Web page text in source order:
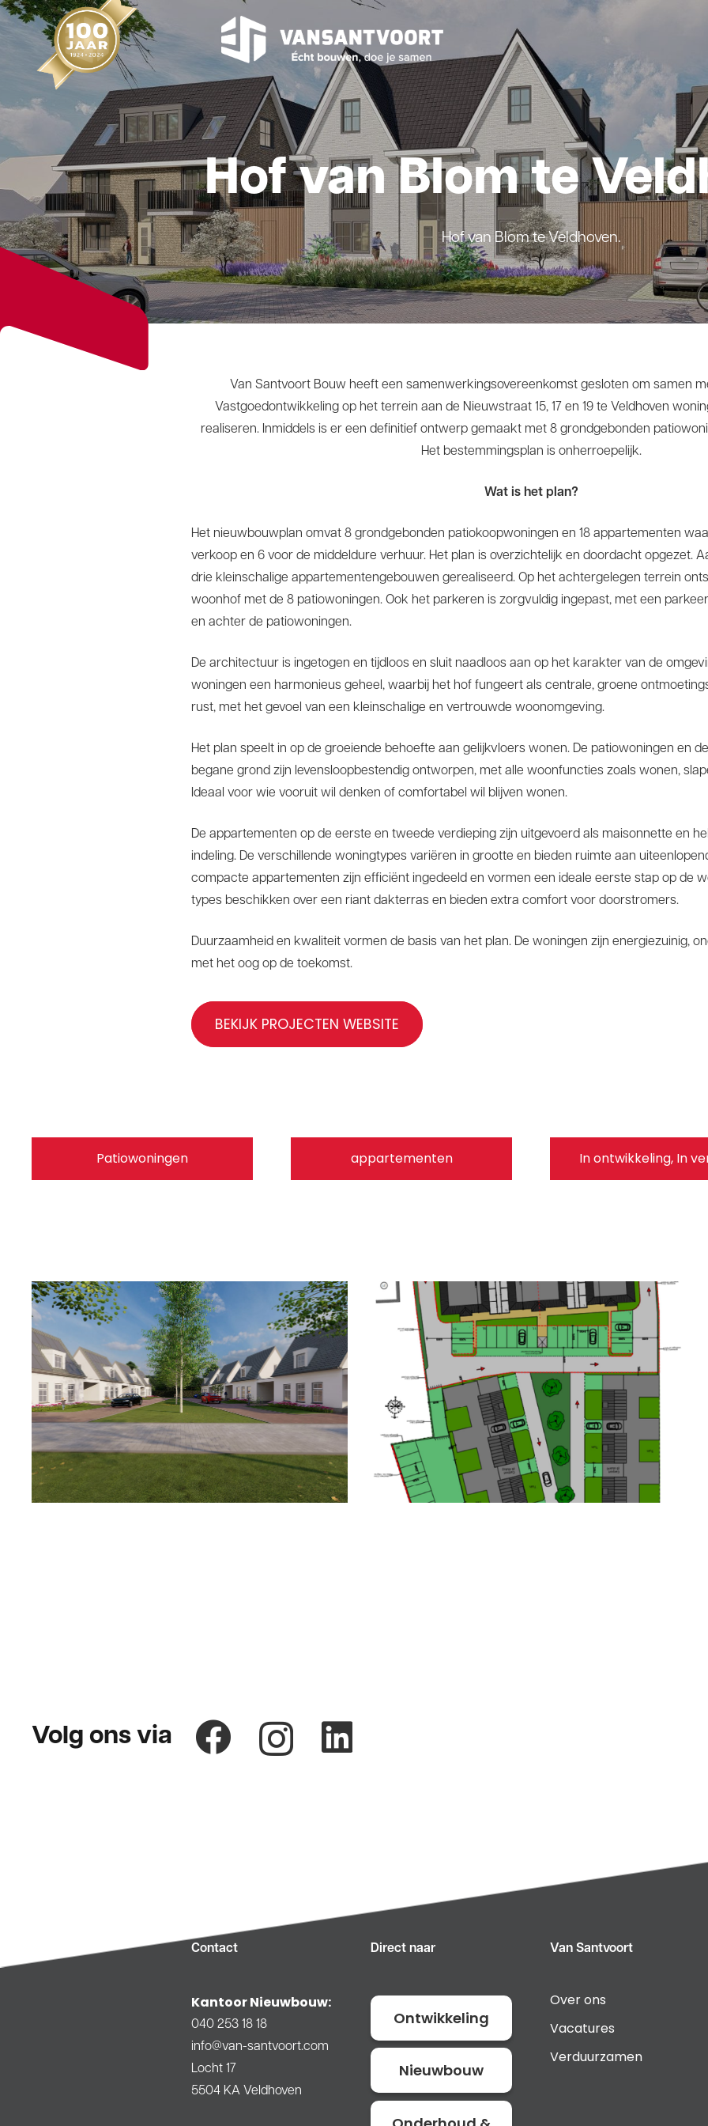
Hof van Blom te
Hof van Blom te Veldhoven.
Van Santvoort Bouw heeft een samenwerkingsovereenkomst gesloten om samen
Vastgoedontwikkeling op het terrein aan de Nieuwstraat 15, 17 en 19 te Veldhoven
realiseren. Inmiddels is er een definitief ontwerp gemaakt met 8 grondgebonden
Het bestemmingsplan is onherroepelijk.
Wat is het plan?
Het nieuwbouwplan omvat 8 grondgebonden patiokoopwoningen en 18 appartementen
verkoop en 6 voor de middeldure verhuur. Het plan is overzichtelijk en doordacht opgezet.
drie kleinschalige appartementengebouwen gerealiseerd. Op het achtergelegen terrein
woonhof met de 8 patiowoningen. Ook het parkeren is zorgvuldig ingepast, met een
en achter de patiowoningen.
De architectuur is ingetogen en tijdloos en sluit naadloos aan op het karakter van de
woningen een harmonieus geheel, waarbij het hof fungeert als centrale, groene
rust, met het gevoel van een kleinschalige en vertrouwde woonomgeving.
Het plan speelt in op de groeiende behoefte aan gelijkvloers wonen. De patiowoningen en
begane grond zijn levensloopbestendig ontworpen, met alle woonfuncties zoals wonen,
Ideaal voor wie vooruit wil denken of comfortabel wil blijven wonen.
De appartementen op de eerste en tweede verdieping zijn uitgevoerd als maisonnette en
indeling. De verschillende woningtypes variëren in grootte en bieden ruimte aan
compacte appartementen zijn efficiënt ingedeeld en vormen een ideale eerste stap op de
types beschikken over een riant dakterras en bieden extra comfort voor doorstromers.
Duurzaamheid en kwaliteit vormen de basis van het plan. De woningen zijn energiezuinig,
met het oog op de toekomst.
BEKIJK PROJECTEN WEBSITE
Patiowoningen appartementen In ontwikkeling, In
Volg ons via
Contact
Kantoor Nieuwbouw:
040 253 18 18
info@van-santvoort.com
Locht 17
5504 KA Veldhoven
Direct naar
Ontwikkeling
Nieuwbouw
Van Santvoort
Over ons
Vacatures
Verduurzamen